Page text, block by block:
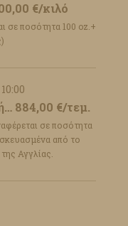
€/κιλό
σε ποσότητα 100 oz.+
10:00
884,00 €/τεμ.
σε ποσότητα
από το
Αγγλίας.